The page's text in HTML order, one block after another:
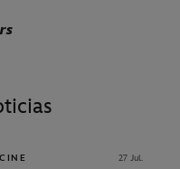
CINE 27 Jul.